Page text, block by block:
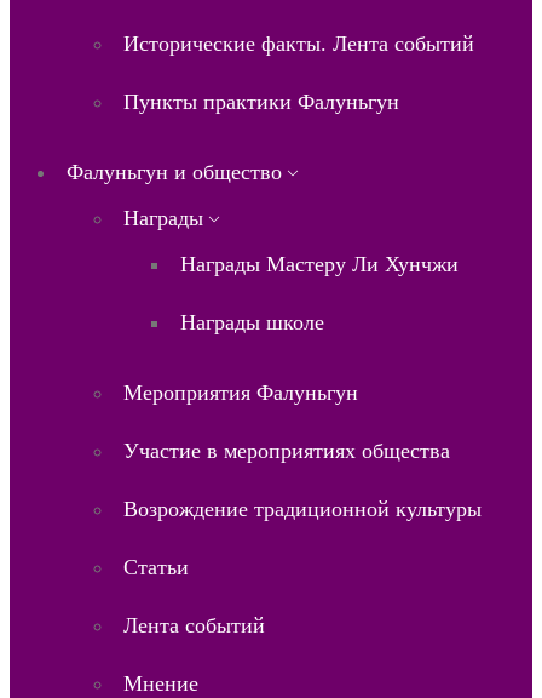
Исторические факты. Лента событий
Пункты практики Фалуньгун
Фалуньгун и общество
Награды
Награды Мастеру Ли Хунчжи
Награды школе
Мероприятия Фалуньгун
Участие в мероприятиях общества
Возрождение традиционной культуры
Статьи
Лента событий
Мнение